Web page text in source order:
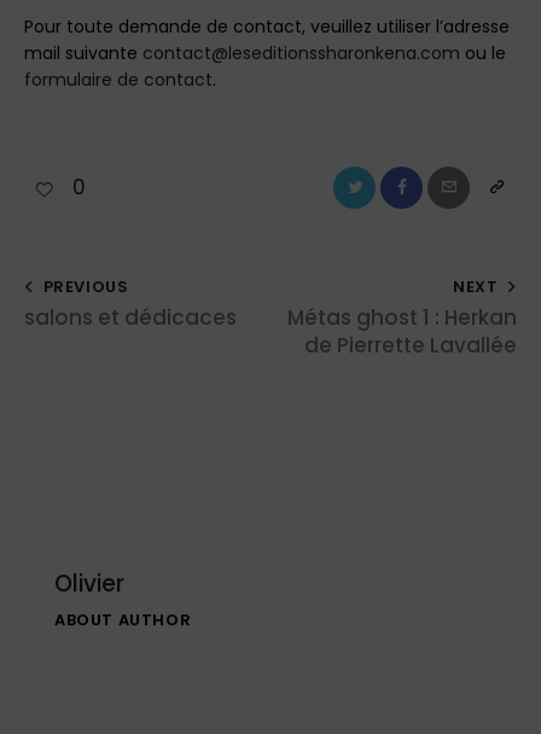
Pour toute demande de contact, veuillez utiliser l’adresse
mail suivante contact@leseditionssharonkena.com ou le
formulaire de contact.
0
PREVIOUS
salons et dédicaces
NEXT
Métas ghost 1 : Herkan
de Pierrette Lavallée
Olivier
ABOUT AUTHOR